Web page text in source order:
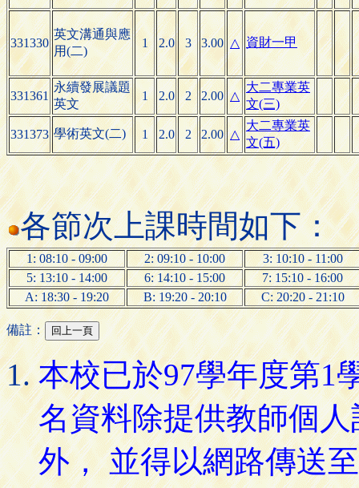
331330
英文溝通與應
用(二)
1 2.0 3 3.00 △ 資財一甲
331361
永續發展議題
英文
1 2.0 2 2.00 △
大二專業英
文(三)
331373 學術英文(二) 1 2.0 2 2.00 △
大二專業英
文(五)
各節次上課時間如下：
1: 08:10 - 09:00 2: 09:10 - 10:00
3: 10:10 - 11:00
5: 13:10 - 14:00
6: 14:10 - 15:00
7: 15:10 - 16:00
A: 18:30 - 19:20
B: 19:20 - 20:10 C: 20:20 - 21:10
備註：
本校已於97學年度第1
名資料除提供教師個
外， 並得以網路傳送